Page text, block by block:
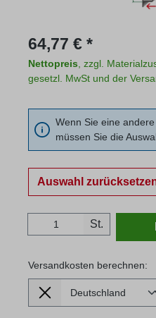
Regulärer Preis:
64,77 € *
Nettopreis , zzgl.
gesetzl. MwSt und der
Wenn Sie eine
müssen Sie die
Auswahl
Produkt Anzahl:
St.
Versandkosten berechnen:
Lieferland
Versandkosten berechnen: